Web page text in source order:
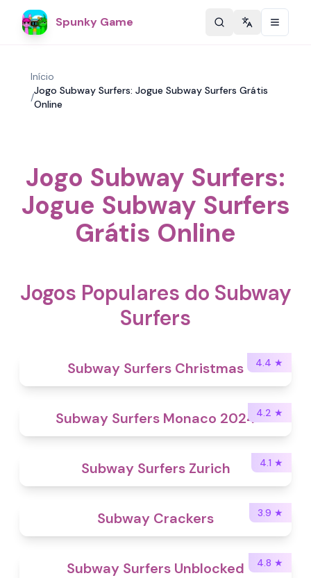
Spunky Game Change
Início
/
Jogo Subway Surfers: Jogue Subway Surfers Grátis
Online
Jogo Subway Surfers:
Jogue Subway Surfers
Grátis Online
Jogos Populares do Subway
Surfers
4.4 ★
Subway Surfers Christmas
4.2 ★
Subway Surfers Monaco 2024
4.1 ★
Subway Surfers Zurich
3.9 ★
Subway Crackers
4.8 ★
Subway Surfers Unblocked